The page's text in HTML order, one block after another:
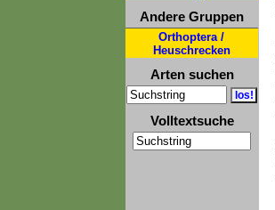
Andere Gruppen
Orthoptera /
Heuschrecken
Arten suchen
Volltextsuche